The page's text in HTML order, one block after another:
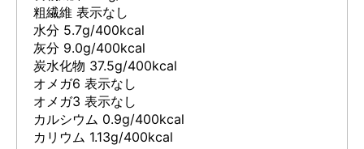
粗繊維 表示なし
水分 5.7g/400kcal
灰分 9.0g/400kcal
炭水化物 37.5g/400kcal
オメガ6 表示なし
オメガ3 表示なし
カルシウム 0.9g/400kcal
カリウム 1.13g/400kcal